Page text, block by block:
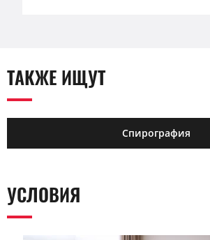
ТАКЖЕ ИЩУТ
Спирография
УСЛОВИЯ